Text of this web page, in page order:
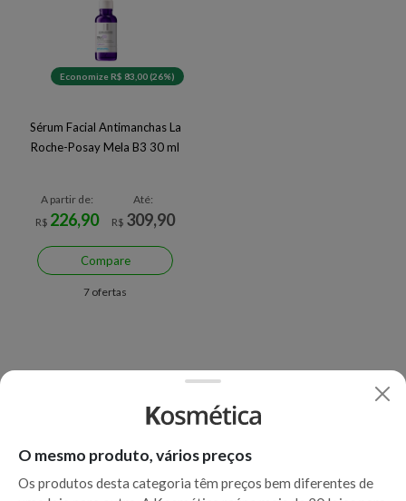
Economize R$ 83,00 (26%)
Sérum Facial Antimanchas La
Roche-Posay Mela B3 30 ml
A partir de:
R$ 226,90
Até:
R$ 309,90
Compare
7 ofertas
O mesmo produto, vários preços
Os produtos desta categoria têm preços bem diferentes de